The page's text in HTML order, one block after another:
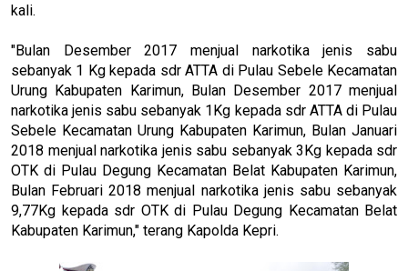
kali.
"Bulan Desember 2017 menjual narkotika jenis sabu
sebanyak 1 Kg kepada sdr ATTA di Pulau Sebele Kecamatan
Urung Kabupaten Karimun, Bulan Desember 2017 menjual
narkotika jenis sabu sebanyak 1Kg kepada sdr ATTA di Pulau
Sebele Kecamatan Urung Kabupaten Karimun, Bulan Januari
2018 menjual narkotika jenis sabu sebanyak 3Kg kepada sdr
OTK di Pulau Degung Kecamatan Belat Kabupaten Karimun,
Bulan Februari 2018 menjual narkotika jenis sabu sebanyak
9,77Kg kepada sdr OTK di Pulau Degung Kecamatan Belat
Kabupaten Karimun," terang Kapolda Kepri.